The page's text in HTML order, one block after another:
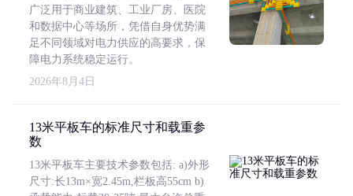
广泛用于商业建筑、工业厂房、医院
和数据中心等场所，凭借自身优势满
足不同领域对电力供应的高要求，保
障电力系统稳定运行。
2026年8月4日
13米平板车的标准尺寸和载重参
数
13米平板车主要技术参数包括: a)外形
尺寸:长13m×宽2.45m,栏板高55cm b)